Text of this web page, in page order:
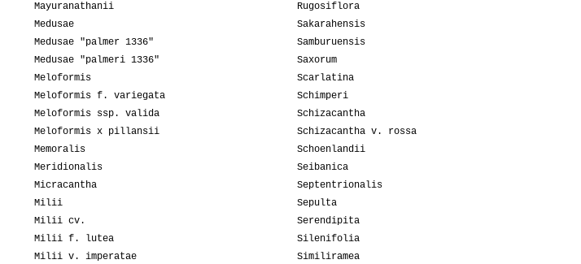
Mayuranathanii
Medusae
Medusae "palmer 1336"
Medusae "palmeri 1336"
Meloformis
Meloformis f. variegata
Meloformis ssp. valida
Meloformis x pillansii
Memoralis
Meridionalis
Micracantha
Milii
Milii cv.
Milii f. lutea
Milii v. imperatae
Rugosiflora
Sakarahensis
Samburuensis
Saxorum
Scarlatina
Schimperi
Schizacantha
Schizacantha v. rossa
Schoenlandii
Seibanica
Septentrionalis
Sepulta
Serendipita
Silenifolia
Similiramea